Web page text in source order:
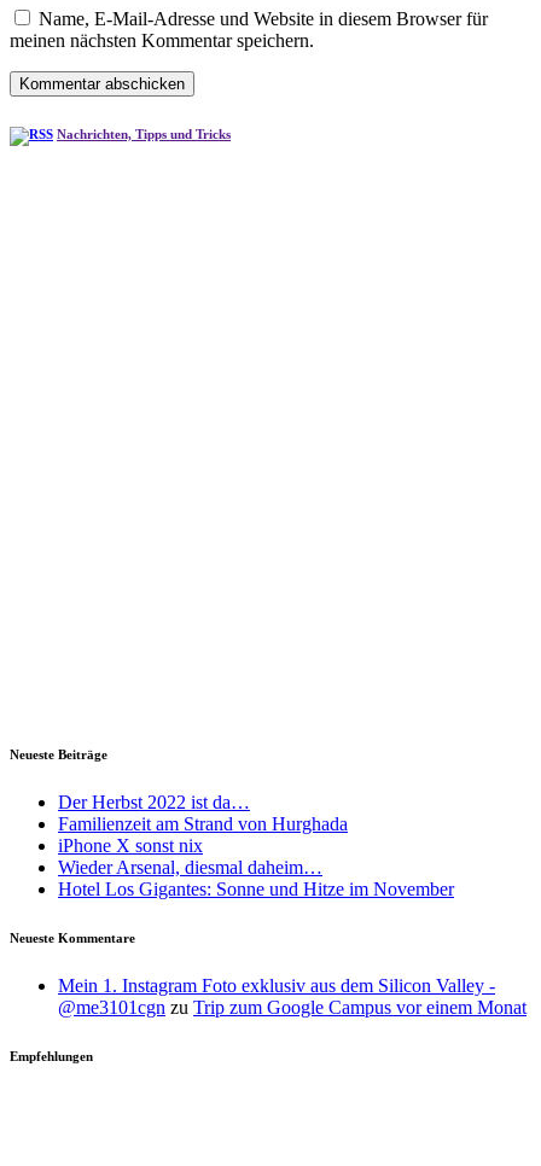
Name, E-Mail-Adresse und Website in diesem Browser für
meinen nächsten Kommentar speichern.
Nachrichten, Tipps und Tricks
Neueste Beiträge
Der Herbst 2022 ist da…
Familienzeit am Strand von Hurghada
iPhone X sonst nix
Wieder Arsenal, diesmal daheim…
Hotel Los Gigantes: Sonne und Hitze im November
Neueste Kommentare
Mein 1. Instagram Foto exklusiv aus dem Silicon Valley -
@me3101cgn zu Trip zum Google Campus vor einem Monat
Empfehlungen